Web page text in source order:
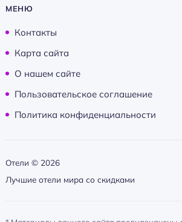
МЕНЮ
Контакты
Карта сайта
О нашем сайте
Пользовательское соглашение
Политика конфиденциальности
Отели © 2026
Лучшие отели мира со скидками